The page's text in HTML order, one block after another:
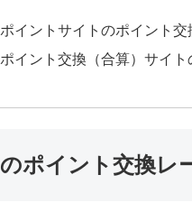
ポイントサイトのポイント
ポイント交換（合算）サイ
ポイント交換レ